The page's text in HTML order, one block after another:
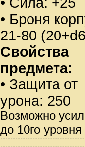
• Броня
21-80
Свойства
предмета:
• Защита от
урона: 250
Возможно
до 10го уровня